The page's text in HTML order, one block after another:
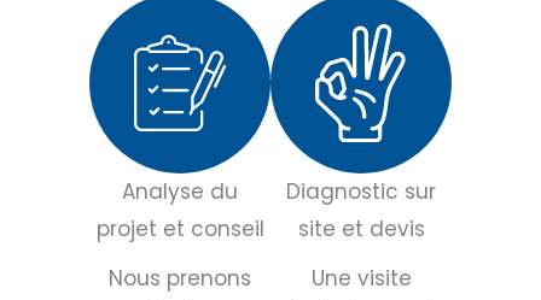
Analyse du
projet et conseil
Nous prenons
Diagnostic sur
site et devis
Une visite